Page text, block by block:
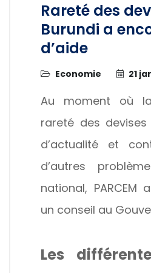
Rareté des
Burundi a
d’aide
Economie 21
Au moment où
rareté des
d’actualité et
d’autres
national, PARCEM
un conseil au
Les